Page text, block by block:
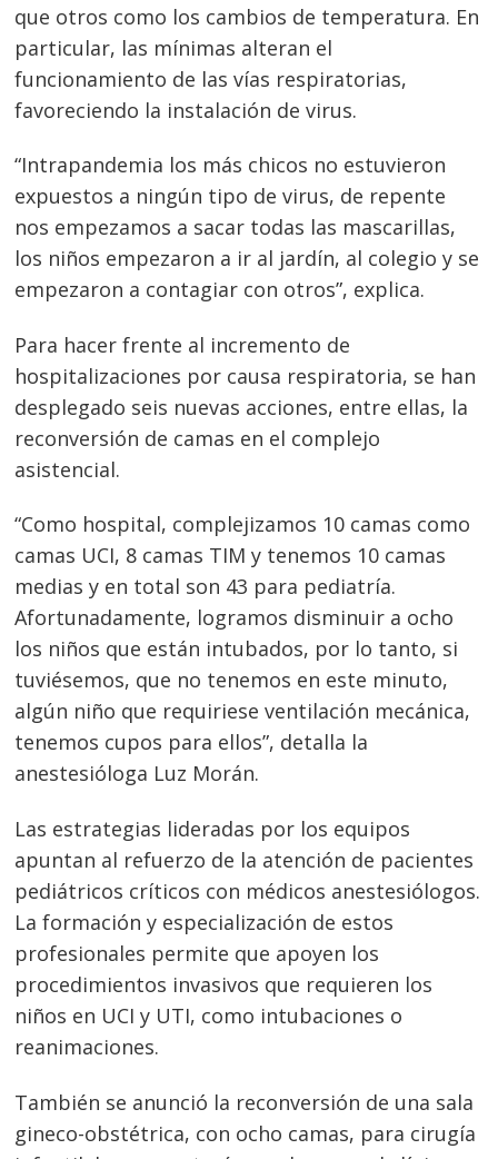
que otros como los cambios de temperatura. En
particular, las mínimas alteran el
funcionamiento de las vías respiratorias,
favoreciendo la instalación de virus.
“Intrapandemia los más chicos no estuvieron
expuestos a ningún tipo de virus, de repente
nos empezamos a sacar todas las mascarillas,
los niños empezaron a ir al jardín, al colegio y se
empezaron a contagiar con otros”, explica.
Para hacer frente al incremento de
hospitalizaciones por causa respiratoria, se han
desplegado seis nuevas acciones, entre ellas, la
reconversión de camas en el complejo
asistencial.
“Como hospital, complejizamos 10 camas como
camas UCI, 8 camas TIM y tenemos 10 camas
medias y en total son 43 para pediatría.
Afortunadamente, logramos disminuir a ocho
los niños que están intubados, por lo tanto, si
tuviésemos, que no tenemos en este minuto,
algún niño que requiriese ventilación mecánica,
tenemos cupos para ellos”, detalla la
anestesióloga Luz Morán.
Las estrategias lideradas por los equipos
apuntan al refuerzo de la atención de pacientes
pediátricos críticos con médicos anestesiólogos.
La formación y especialización de estos
profesionales permite que apoyen los
procedimientos invasivos que requieren los
niños en UCI y UTI, como intubaciones o
reanimaciones.
También se anunció la reconversión de una sala
gineco-obstétrica, con ocho camas, para cirugía